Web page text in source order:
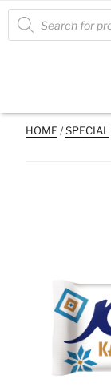
Skip
Products
search
HOME/SPECIAL